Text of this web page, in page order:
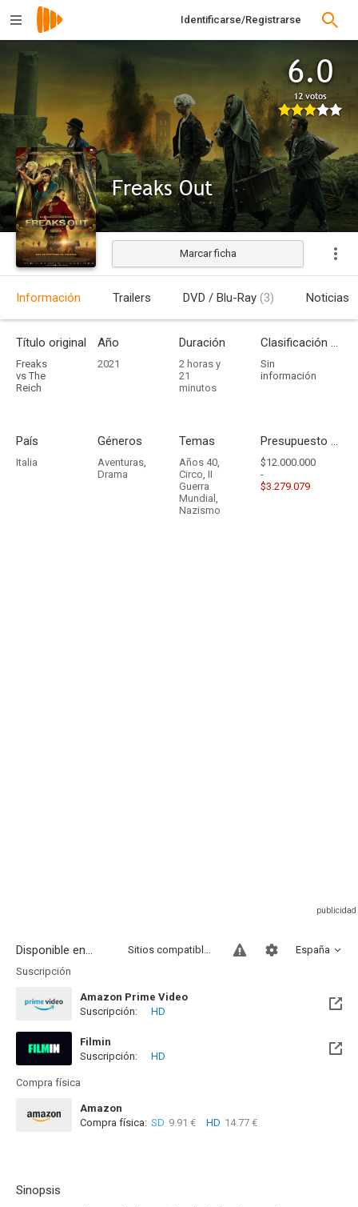
Identificarse/Registrarse
6.0
12 votos
Freaks Out
Estrenada
Marcar ficha
Información Trailers DVD / Blu-Ray (3) Noticias
Título original
Freaks
vs The
Reich
Año
2021
Duración
2 horas y
21
minutos
Clasificación por edades
Sin
información
País
Italia
Géneros
Aventuras,
Drama
Temas
Años 40,
Circo, II
Guerra
Mundial ,
Nazismo
Presupuesto - Ingresos
$12.000.000
-
$3.279.079
Disponible en... España
Sitios compatibles
Suscripción
Amazon Prime Video
Suscripción:
HD
Filmin
Disponible hasta el Dom, 31 Dic 2028 (Quedan 2 años)
Suscripción: HD
Compra física
Amazon
Compra física: SD 9.91 € HD 14.77 €
Sinopsis